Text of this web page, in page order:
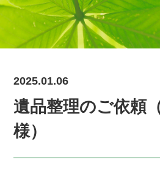
遺品整理のご依頼
様）
2025.01.06